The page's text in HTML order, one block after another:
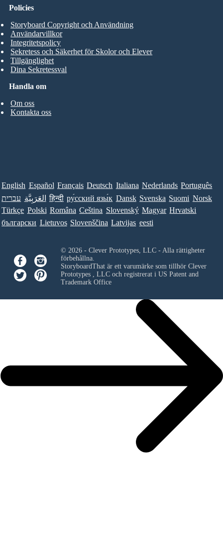
Handla om
Om oss
Kontakta oss
Policies
Storyboard Copyright och Användning
Användarvillkor
Integritetspolicy
Sekretess och Säkerhet för Skolor och Elever
Tillgänglighet
Dina Sekretessval
English Español Français Deutsch Italiana Nederlands Português
עברית العَرَبِيَّة हिन्दी ру́сский язы́к Dansk Svenska Suomi Norsk
Türkçe Polski Româna Ceština Slovenský Magyar Hrvatski
български Lietuvos Slovenščina Latvijas eesti
© 2026 - Clever Prototypes, LLC - Alla rättigheter
förbehållna.
StoryboardThat är ett varumärke som tillhör Clever
Prototypes , LLCoch registrerat i US Patent and
Trademark Office